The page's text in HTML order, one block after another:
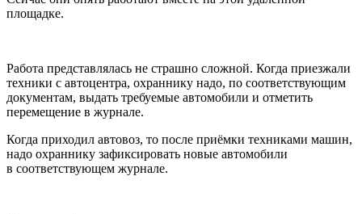
площадке.
Работа представлялась не страшно сложной. Когда приезжали
техники с автоцентра, охраннику надо, по соответствующим
документам, выдать требуемые автомобили и отметить
перемещение в журнале.
Когда приходил автовоз, то после приёмки техниками машин,
надо охраннику зафиксировать новые автомобили
в соответствующем журнале.